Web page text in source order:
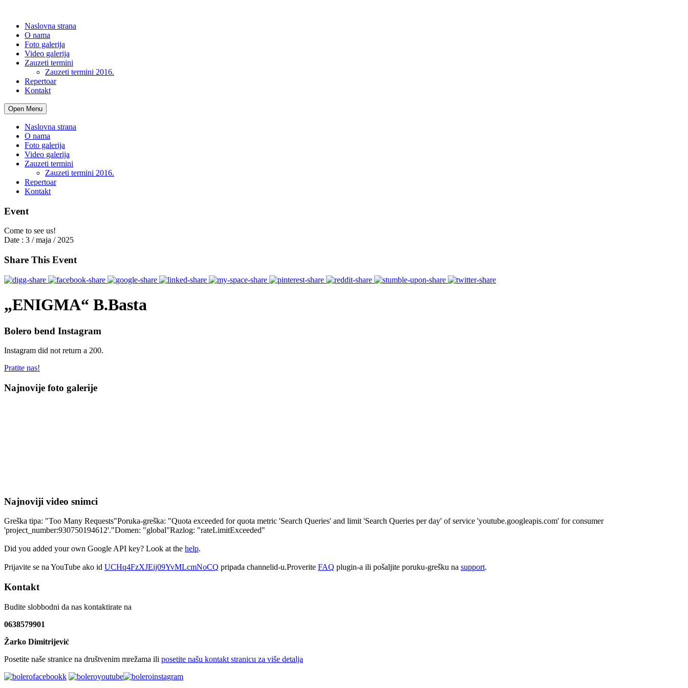
Naslovna strana
O nama
Foto galerija
Video galerija
Zauzeti termini
Zauzeti termini 2016.
Repertoar
Kontakt
Open Menu
Naslovna strana
O nama
Foto galerija
Video galerija
Zauzeti termini
Zauzeti termini 2016.
Repertoar
Kontakt
Event
Come to see us!
Date : 3 / maja / 2025
Share This Event
„ENIGMA“ B.Basta
Bolero bend Instagram
Instagram did not return a 200.
Pratite nas!
Najnovije foto galerije
Najnoviji video snimci
Greška tipa: "Too Many Requests"Poruka-greška: "Quota exceeded for quota metric 'Search Queries' and limit 'Search Queries per day' of service 'youtube.googleapis.com' for consumer
'project_number:930750194612'."Domen: "global"Razlog: "rateLimitExceeded"
Did you added your own Google API key? Look at the help.
Prijavite se na YouTube ako id UCHq4FzXJEij09YvMLcmNoCQ pripada channelid-u.Proverite FAQ plugin-a ili pošaljite poruku-grešku na support.
Kontakt
Budite slobbodni da nas kontaktirate na
0638579901
Žarko Dimitrijević
Posetite naše stranice na društvenim mrežama ili posetite našu kontakt stranicu za više detalja